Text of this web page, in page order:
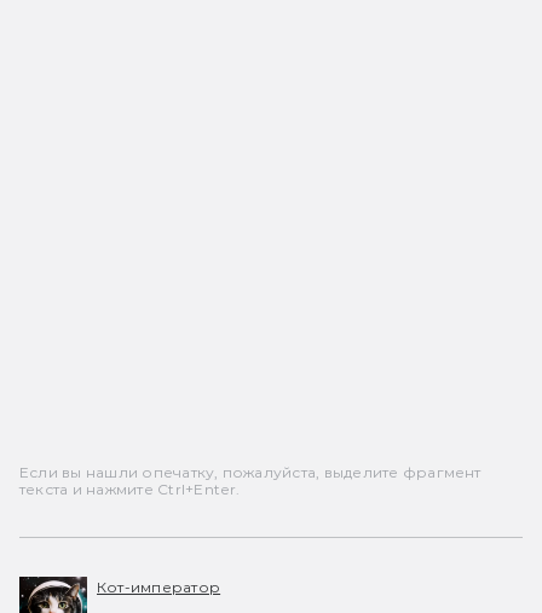
Если вы нашли опечатку, пожалуйста, выделите фрагмент
текста и нажмите Ctrl+Enter.
Кот-император